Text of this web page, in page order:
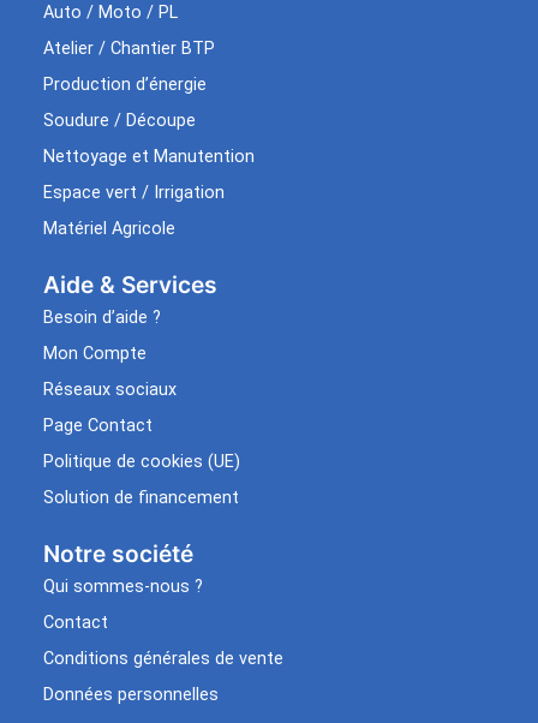
Auto / Moto / PL
Atelier / Chantier BTP
Production d’énergie
Soudure / Découpe
Nettoyage et Manutention
Espace vert / Irrigation
Matériel Agricole
Aide & Services​
Besoin d’aide ?
Mon Compte
Réseaux sociaux
Page Contact
Politique de cookies (UE)
Solution de financement
Notre société
Qui sommes-nous ?
Contact
Conditions générales de vente
Données personnelles